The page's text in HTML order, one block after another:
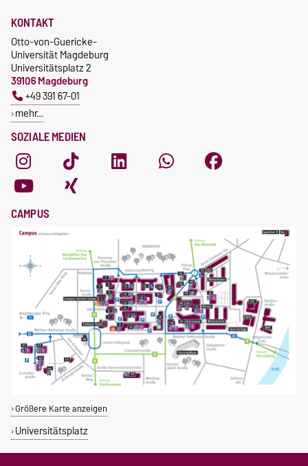
SOZIALE MEDIEN
KONTAKT
Otto-von-Guericke-
Universität Magdeburg
Universitätsplatz 2
39106 Magdeburg
+49 391 67-01
mehr…
CAMPUS
Größere Karte anzeigen
Universitätsplatz